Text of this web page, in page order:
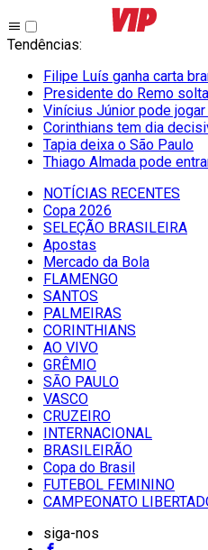
Tendências:
Filipe Luís ganha carta
Presidente do Remo
Vinícius Júnior pode jogar
Corinthians tem dia
Tapia deixa o São Paulo
Thiago Almada pode
NOTÍCIAS RECENTES
Copa 2026
SELEÇÃO BRASILEIRA
Apostas
Mercado da Bola
FLAMENGO
SANTOS
PALMEIRAS
CORINTHIANS
AO VIVO
GRÊMIO
SĀO PAULO
VASCO
CRUZEIRO
INTERNACIONAL
BRASILEIRÃO
Copa do Brasil
FUTEBOL FEMININO
CAMPEONATO
siga-nos